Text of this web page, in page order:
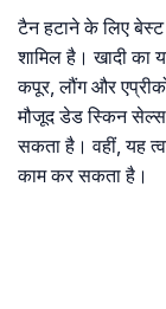
टैन हटाने के लिए बेस्ट
शामिल है। खादी का
कपूर, लौंग और
मौजूद डेड स्किन
सकता है। वहीं, यह
काम कर सकता है।